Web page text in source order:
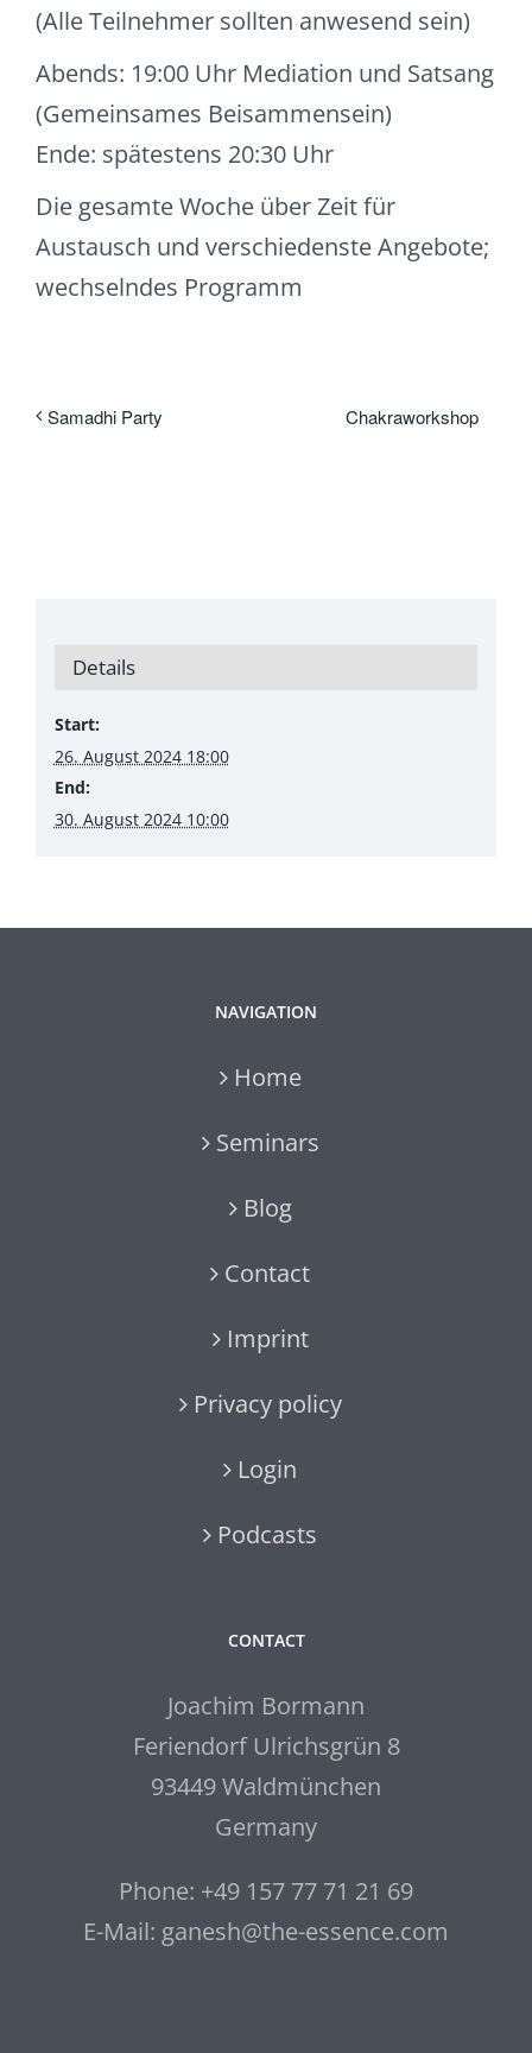
(Alle Teilnehmer sollten anwesend sein)
Abends: 19:00 Uhr Mediation und Satsang
(Gemeinsames Beisammensein)
Ende: spätestens 20:30 Uhr
Die gesamte Woche über Zeit für
Austausch und verschiedenste Angebote;
wechselndes Programm
Samadhi Party Chakraworkshop
Details
Start:
26. August 2024 18:00
End:
30. August 2024 10:00
NAVIGATION
Home
Seminars
Blog
Contact
Imprint
Privacy policy
Login
Podcasts
CONTACT
Joachim Bormann
Feriendorf Ulrichsgrün 8
93449 Waldmünchen
Germany
Phone: +49 157 77 71 21 69
E-Mail: ganesh@the-essence.com